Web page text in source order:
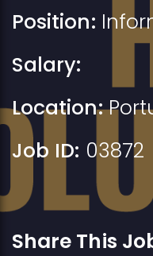
Position:
Salary:
Location:
Job ID: 03872
Share This